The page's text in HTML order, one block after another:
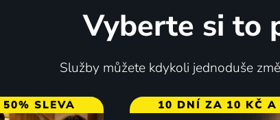
Vyberte si to
Služby můžete kdykoli jednoduše
SLEVA 10 DNÍ ZA 10 KČ A